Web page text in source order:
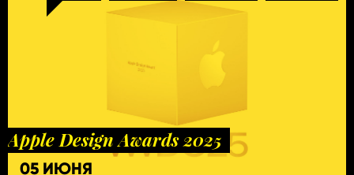
Apple Design Awards 2025
05 ИЮНЯ